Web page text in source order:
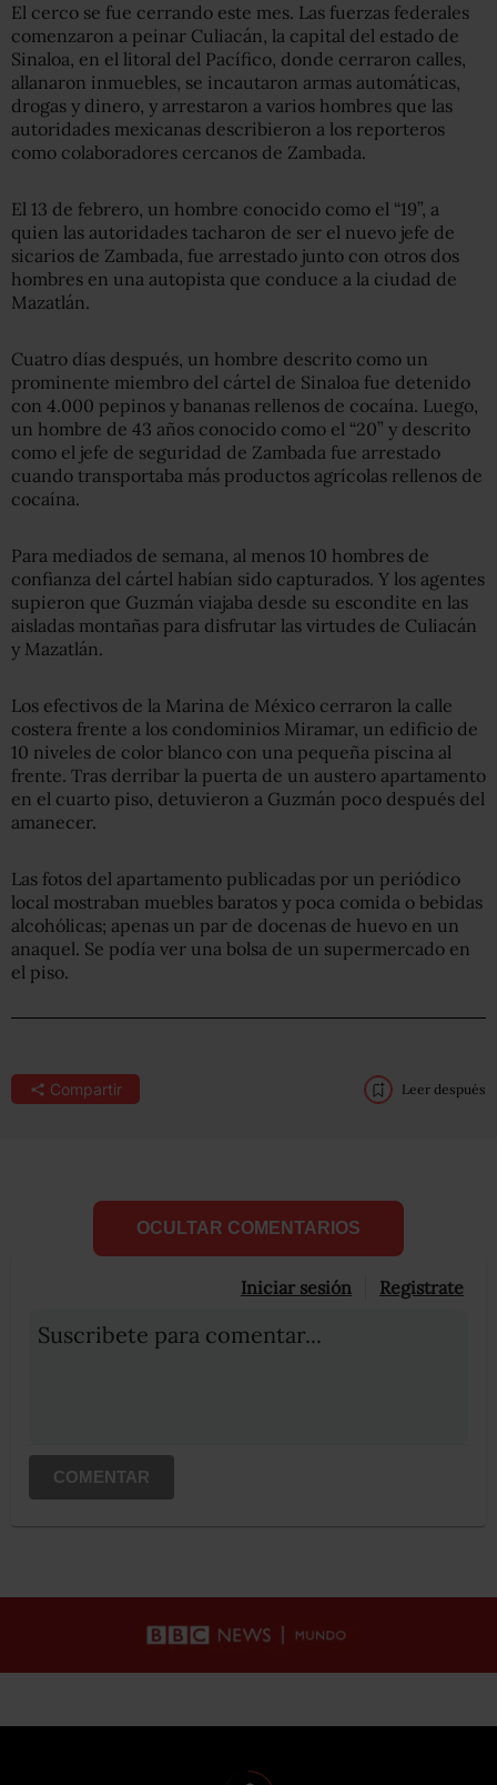
El cerco se fue cerrando este mes. Las fuerzas federales
comenzaron a peinar Culiacán, la capital del estado de
Sinaloa, en el litoral del Pacífico, donde cerraron calles,
allanaron inmuebles, se incautaron armas automáticas,
drogas y dinero, y arrestaron a varios hombres que las
autoridades mexicanas describieron a los reporteros
como colaboradores cercanos de Zambada.
El 13 de febrero, un hombre conocido como el “19”, a
quien las autoridades tacharon de ser el nuevo jefe de
sicarios de Zambada, fue arrestado junto con otros dos
hombres en una autopista que conduce a la ciudad de
Mazatlán.
Cuatro días después, un hombre descrito como un
prominente miembro del cártel de Sinaloa fue detenido
con 4.000 pepinos y bananas rellenos de cocaína. Luego,
un hombre de 43 años conocido como el “20” y descrito
como el jefe de seguridad de Zambada fue arrestado
cuando transportaba más productos agrícolas rellenos de
cocaína.
Para mediados de semana, al menos 10 hombres de
confianza del cártel habían sido capturados. Y los agentes
supieron que Guzmán viajaba desde su escondite en las
aisladas montañas para disfrutar las virtudes de Culiacán
y Mazatlán.
Los efectivos de la Marina de México cerraron la calle
costera frente a los condominios Miramar, un edificio de
10 niveles de color blanco con una pequeña piscina al
frente. Tras derribar la puerta de un austero apartamento
en el cuarto piso, detuvieron a Guzmán poco después del
amanecer.
Las fotos del apartamento publicadas por un periódico
local mostraban muebles baratos y poca comida o bebidas
alcohólicas; apenas un par de docenas de huevo en un
anaquel. Se podía ver una bolsa de un supermercado en
el piso.
Compartir Leer después
OCULTAR COMENTARIOS
Iniciar sesión Registrate
Suscribete para comentar...
COMENTAR